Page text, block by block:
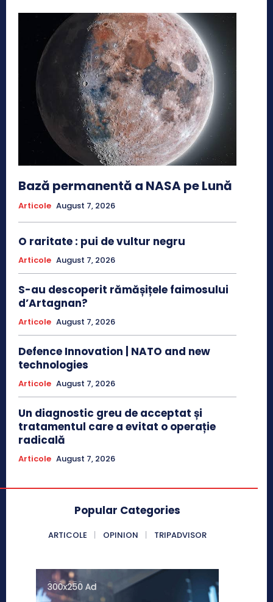
Bază permanentă a NASA pe Lună
Articole August 7, 2026
O raritate : pui de vultur negru
Articole August 7, 2026
S-au descoperit rămășițele faimosului
d’Artagnan?
Articole August 7, 2026
Defence Innovation | NATO and new
technologies
Articole August 7, 2026
Un diagnostic greu de acceptat și
tratamentul care a evitat o operație
radicală
Articole August 7, 2026
Popular Categories
ARTICOLE OPINION TRIPADVISOR